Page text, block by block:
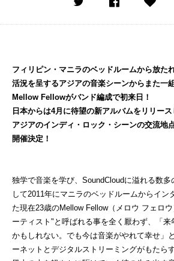
フィリピン・マニラのベッドルームから放た
活況を呈するアジアの音楽シーンからまた一
Mellow Fellowがバンド編成で初来日！
日本からは4月に待望の新アルバムをリリース
アジアのインディ・ロック・シーンの交流地
開催決定！
独学で音楽を学び、SoundCloudに溢れる数多
して2011年にマニラのベッドルームからイン
た現在23歳のMellow Fellow（メロウ フェロ
ーティスト"と呼ばれる事を全く厭わず、「
かもしれない。でも今は音楽がやれて幸せ」
ーネットとデジタルストリーミングがもたら